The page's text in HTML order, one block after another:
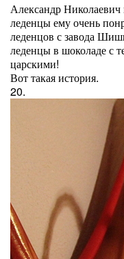
Александр Николаевич
леденцы ему очень
леденцов с завода
леденцы в шоколаде с
царскими!
Вот такая история.
20.